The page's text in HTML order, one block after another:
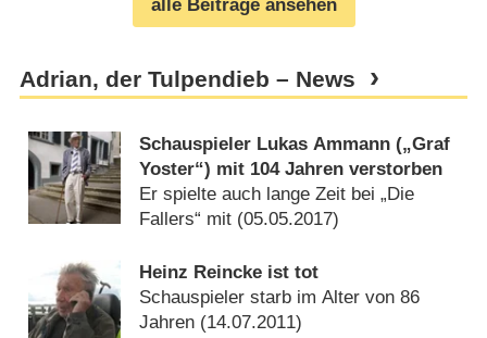
alle Beiträge ansehen
Adrian, der Tulpendieb – News
Schauspieler Lukas Ammann („Graf
Yoster“) mit 104 Jahren verstorben
Er spielte auch lange Zeit bei „Die
Fallers“ mit (05.05.2017)
Heinz Reincke ist tot
Schauspieler starb im Alter von 86
Jahren (14.07.2011)